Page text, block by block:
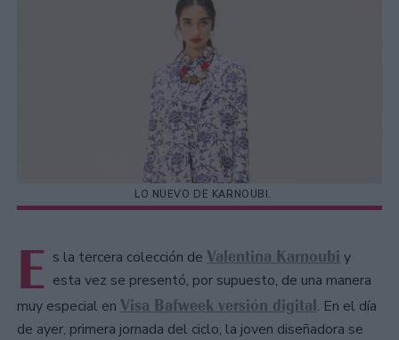
LO NUEVO DE KARNOUBI.
E s la tercera colección de Valentina Karnoubi y
esta vez se presentó, por supuesto, de una manera
muy especial en Visa Bafweek versión digital. En el día
de ayer, primera jornada del ciclo, la joven diseñadora se